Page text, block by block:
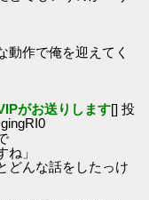
動作で俺を迎えてく
がお送りします[] 投
」
どんな話をしたっけ